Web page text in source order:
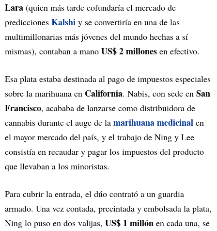
Lara (quien más tarde cofundaría el mercado de
predicciones Kalshi y se convertiría en una de las
multimillonarias más jóvenes del mundo hechas a sí
mismas), contaban a mano US$ 2 millones en efectivo.
Esa plata estaba destinada al pago de impuestos especiales
sobre la marihuana en California. Nabis, con sede en San
Francisco, acababa de lanzarse como distribuidora de
cannabis durante el auge de la marihuana medicinal en
el mayor mercado del país, y el trabajo de Ning y Lee
consistía en recaudar y pagar los impuestos del producto
que llevaban a los minoristas.
Para cubrir la entrada, el dúo contrató a un guardia
armado. Una vez contada, precintada y embolsada la plata,
Ning lo puso en dos valijas, US$ 1 millón en cada una, se